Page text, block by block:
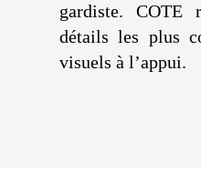
gardiste. COTE
détails les plus
visuels à l’appui.